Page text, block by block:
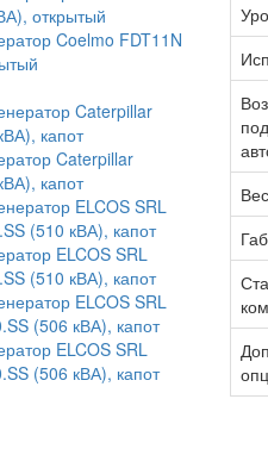
Coelmo FDT11N
Caterpillar
капот
ELCOS SRL
(510 кВА), капот
ELCOS SRL
(506 кВА), капот
Вес